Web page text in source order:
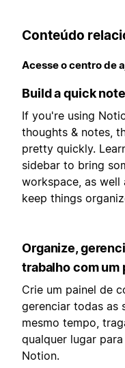
Conteúdo
Acesse o centro de
Build a quick
If you're using
thoughts & notes,
pretty quickly.
sidebar to bring
workspace, as
keep things
Organize,
trabalho com um
Crie um painel de
gerenciar todas as
mesmo tempo,
qualquer lugar
Notion.